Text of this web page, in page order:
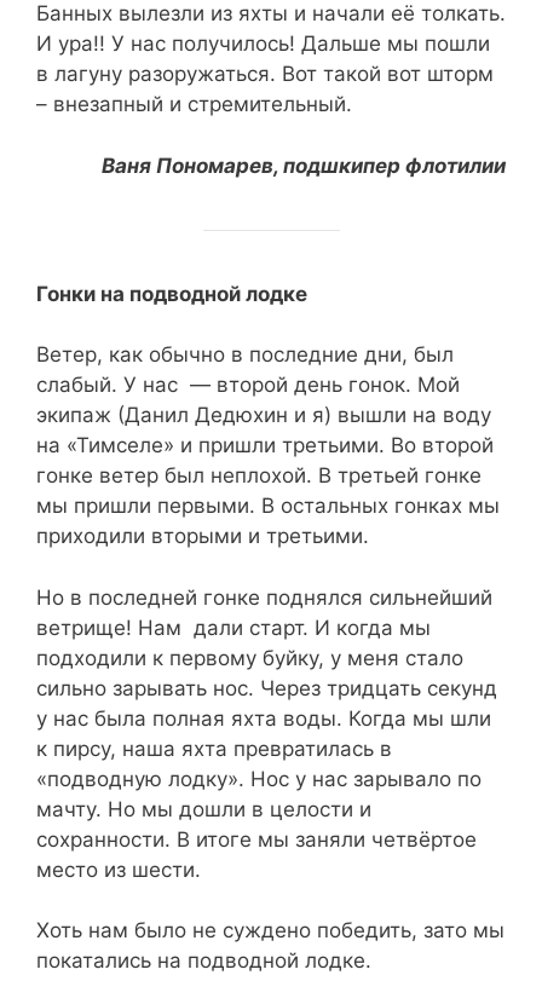
Банных вылезли из яхты и начали её толкать.
И ура!! У нас получилось! Дальше мы пошли
в лагуну разоружаться. Вот такой вот шторм
– внезапный и стремительный.
Ваня Пономарев, подшкипер флотилии
Гонки на подводной лодке
Ветер, как обычно в последние дни, был
слабый. У нас — второй день гонок. Мой
экипаж (Данил Дедюхин и я) вышли на воду
на «Тимселе» и пришли третьими. Во второй
гонке ветер был неплохой. В третьей гонке
мы пришли первыми. В остальных гонках мы
приходили вторыми и третьими.
Но в последней гонке поднялся сильнейший
ветрище! Нам дали старт. И когда мы
подходили к первому буйку, у меня стало
сильно зарывать нос. Через тридцать секунд
у нас была полная яхта воды. Когда мы шли
к пирсу, наша яхта превратилась в
«подводную лодку». Нос у нас зарывало по
мачту. Но мы дошли в целости и
сохранности. В итоге мы заняли четвёртое
место из шести.
Хоть нам было не суждено победить, зато мы
покатались на подводной лодке.